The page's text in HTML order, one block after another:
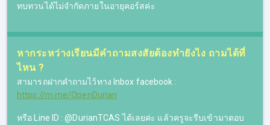
ทบทวนได้ไม่จำกัดภายในอายุคอร์สค่ะ
หากระหว่างเรียนมีคำถามสงสัยต้องทำยังไง ถามได้ที่
ไหน ?
สามารถฝากคำถามไว้ทาง Inbox facebook :
https://m.me/OpenDurian
หรือ Line ID : @DurianTCAS ได้เลยค่ะ แล้วครูจะรีบเข้ามาตอบ